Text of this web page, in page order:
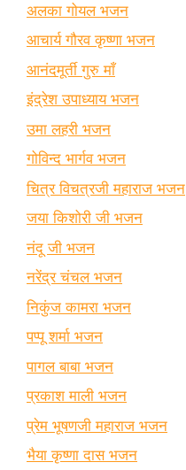
अलका गोयल भजन
आचार्य गौरव कृष्णा भजन
आनंदमूर्ती गुरु माँ
इंद्रेश उपाध्याय भजन
उमा लहरी भजन
गोविन्द भार्गव भजन
चित्र विचत्रजी महाराज भजन
जया किशोरी जी भजन
नंदू जी भजन
नरेंद्र चंचल भजन
निकुंज कामरा भजन
पप्पू शर्मा भजन
पागल बाबा भजन
प्रकाश माली भजन
प्रेम भूषणजी महाराज भजन
भैया कृष्णा दास भजन